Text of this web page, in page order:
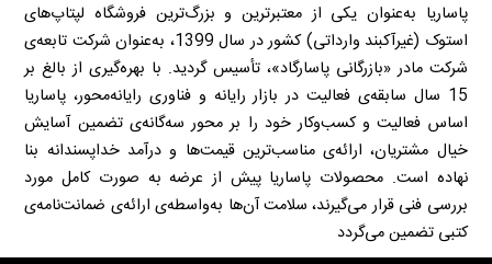
پاساریا به‌عنوان یکی از معتبرترین و بزرگ‌ترین فروشگاه لپتاپ‌های
استوک (غیرآکبند وارداتی) کشور در سال 1399، به‌عنوان شرکت تابعه‌ی
شرکت مادر «بازرگانی پاسارگاد»، تأسیس گردید. با بهره‌گیری از بالغ بر
15 سال سابقه‌ی فعالیت در بازار رایانه و فناوری رایانه‌محور، پاساریا
اساس فعالیت و کسب‌وکار خود را بر محور سه‌گانه‌ی تضمین آسایش
خیال مشتریان، ارائه‌ی مناسب‌ترین قیمت‌ها و درآمد خداپسندانه بنا
نهاده است. محصولات پاساریا پیش از عرضه به صورت کامل مورد
بررسی فنی قرار می‌گیرند، سلامت آن‌ها به‌واسطه‌ی ارائه‌ی ضمانت‌نامه‌ی
کتبی تضمین می‌گردد